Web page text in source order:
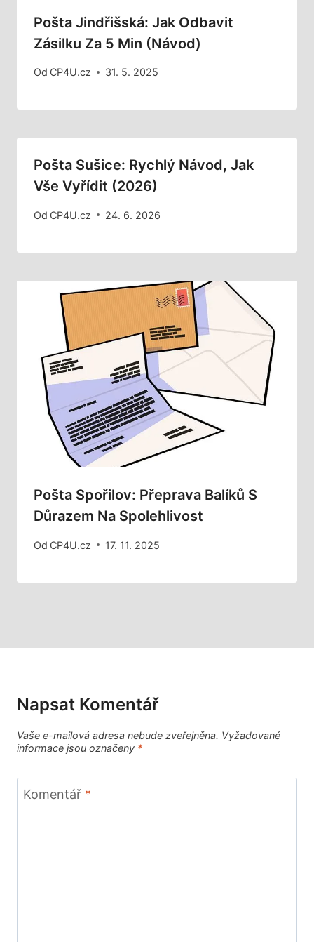
Pošta Jindřišská: Jak Odbavit
Zásilku Za 5 Min (Návod)
Od CP4U.cz 31. 5. 2025
Pošta Sušice: Rychlý Návod, Jak
Vše Vyřídit (2026)
Od CP4U.cz 24. 6. 2026
Pošta Spořilov: Přeprava Balíků S
Důrazem Na Spolehlivost
Od CP4U.cz 17. 11. 2025
Napsat Komentář
Vaše e-mailová adresa nebude zveřejněna. Vyžadované
informace jsou označeny *
Komentář *